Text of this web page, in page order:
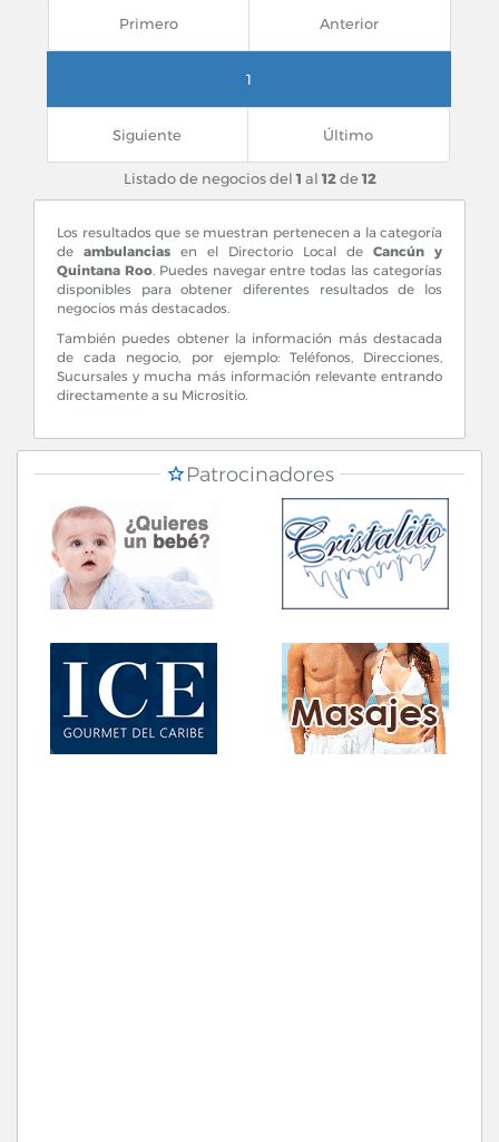
Rojo Gomez, Othon P
Primero Anterior
1
Siguiente Último
Listado de negocios del1 al12de12
Los resultados que se muestran pertenecen a la categoría
de ambulancias en el Directorio Local de Cancún y
Quintana Roo. Puedes navegar entre todas las categorías
disponibles para obtener diferentes resultados de los
negocios más destacados.
También puedes obtener la información más destacada
de cada negocio, por ejemplo: Teléfonos, Direcciones,
Sucursales y mucha más información relevante entrando
directamente a su Micrositio.
Patrocinadores